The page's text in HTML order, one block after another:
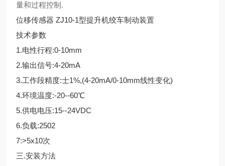
量和过程控制.
位移传感器 ZJ10-1型提升机绞车制动装置
技术参数
1.电性行程:0-10mm
2.输出信号:4-20mA
3.工作段精度:士1%,(4-20mA/0-10mm线性变化)
4.环境温度:-20--60℃
5.供电电压:15--24VDC
6.负载:2502
7:>5x10次
三.安装方法